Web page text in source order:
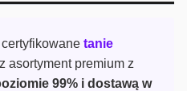
tanie
asortyment premium z
99% i dostawą w